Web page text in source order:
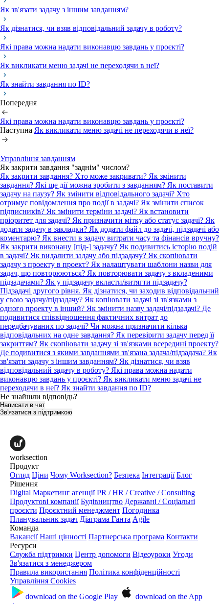
Як зв'язати задачу з іншим завданням?
Як дізнатися, чи взяв відповідальний задачу в роботу?
Які права можна надати виконавцю завдань у проєкті?
Як викликати меню задачі не переходячи в неї?
Як знайти завдання по ID?
Попередня
Які права можна надати виконавцю завдань у проєкті?
Наступна Як викликати меню задачі не переходячи в неї?
Управління завданням
Як закрити завдання "заднім" числом?
Як закрити завдання? Хто може закривати? Як змінити
завдання? Які ще дії можна зробити з завданням? Як поставити
задачу на паузу? Як змінити відповідального задачі? Хто
отримує повідомлення про події в задачі? Як змінити список
підписників? Як змінити терміни задачі? Як встановити
пріоритет для задачі? Як призначити мітку або статус задачі? Як
додати задачу в закладки? Як додати файл до задачі, підзадачі або
коментарю? Як внести в задачу витрати часу та фінансів вручну?
Як закрити виконану [під-] задачу? Як подивитись історію подій
в задачі? Як видалити задачу або підзадачу? Як скопіювати
задачу з проекту в проект? Як налаштувати шаблони назви для
задач, що повторюються? Як повторювати задачу з вкладеними
підзадачами? Як у підзадачу вкласти/витягти підзадачу?
Підзадачі другого рівня. Як дізнатися, чи заходив відповідальний
у свою задачу/підзадачу? Як копіювати задачі зі зв'язками з
одного проекту в інший? Як змінити назву задачі/підзадачі? Де
подивитися співвідношення фактичних витрат до
передбачуваних по задачі? Чи можна призначити кілька
відповідальних на одне завдання? Як перевірити задачу перед її
закриттям? Як скопіювати задачу зі зв'язками всередині проекту?
Де подивитися з якими завданнями зв'язана задача/підзадача? Як
зв'язати задачу з іншим завданням? Як дізнатися, чи взяв
відповідальний задачу в роботу? Які права можна надати
виконавцю завдань у проєкті? Як викликати меню задачі не
переходячи в неї? Як знайти завдання по ID?
Не знайшли відповідь?
Написати в чат
Зв'язатися з підтримкою
worksection
Продукт
Огляд Ціни Чому Worksection? Безпека Інтеграції Блог
Рішення
Digital Маркетинг агенції PR / HR / Creative / Consulting
Продуктові компанії Будівництво Державні / Соціальні
проєкти Проєктний менеджмент Погодинка
Планувальник задач Діаграма Ганта Agile
Команда
Вакансії Наші цінності Партнерська програма Контакти
Ресурси
Служба підтримки Центр допомоги Відеоуроки Угоди
Зв'язатися з менеджером
Правила використання Політика конфіденційності
Управління Cookies
download on the Google Play download on the App